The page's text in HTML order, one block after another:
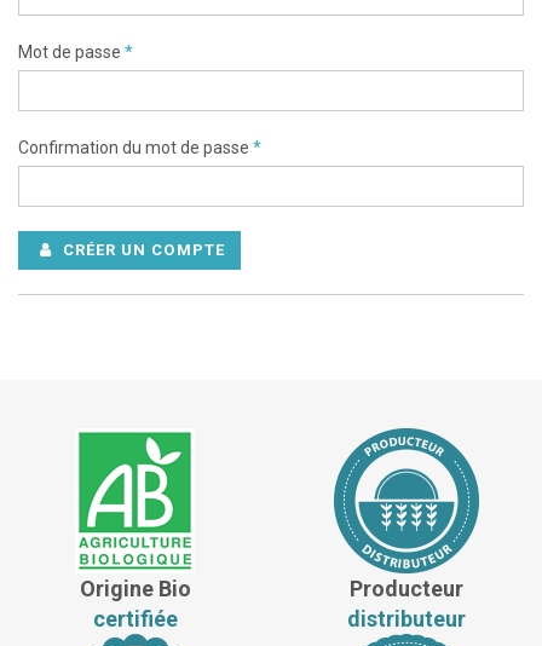
Mot de passe *
Confirmation du mot de passe *
CRÉER UN COMPTE
Origine Bio
certifiée
Producteur
distributeur